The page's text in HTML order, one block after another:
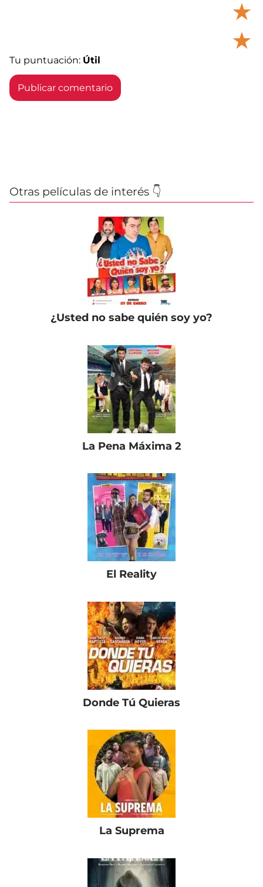
★
★
Tu puntuación: Útil
Otras películas de interés 👇
¿Usted no sabe quién soy yo?
La Pena Máxima 2
El Reality
Donde Tú Quieras
La Suprema